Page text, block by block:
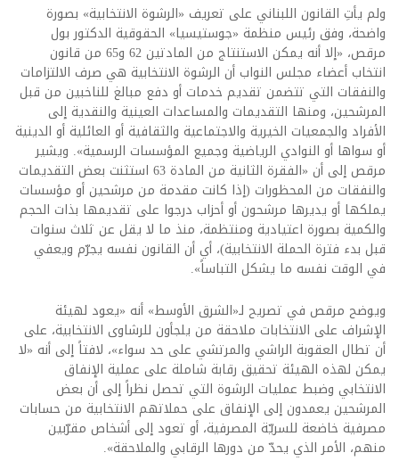
ولم يأتِ القانون اللبناني على تعريف «الرشوة الانتخابية» بصورة
واضحة، وفق رئيس منظمة «جوستيسيا» الحقوقية الدكتور بول
مرقص، «إلا أنه يمكن الاستنتاج من المادتين 62 و65 من قانون
انتخاب أعضاء مجلس النواب أن الرشوة الانتخابية هي صرف الالتزامات
والنفقات التي تتضمن تقديم خدمات أو دفع مبالغ للناخبين من قبل
المرشحين، ومنها التقديمات والمساعدات العينية والنقدية إلى
الأفراد والجمعيات الخيرية والاجتماعية والثقافية أو العائلية أو الدينية
أو سواها أو النوادي الرياضية وجميع المؤسسات الرسمية». ويشير
مرقص إلى أن «الفقرة الثانية من المادة 63 استثنت بعض التقديمات
والنفقات من المحظورات (إذا كانت مقدمة من مرشحين أو مؤسسات
يملكها أو يديرها مرشحون أو أحزاب درجوا على تقديمها بذات الحجم
والكمية بصورة اعتيادية ومنتظمة، منذ ما لا يقل عن ثلاث سنوات
قبل بدء فترة الحملة الانتخابية)، أي أن القانون نفسه يجرّم ويعفي
في الوقت نفسه ما يشكل التباساً».
ويوضح مرقص في تصريح لـ«الشرق الأوسط» أنه «يعود لهيئة
الإشراف على الانتخابات ملاحقة من يلجأون للرشاوى الانتخابية، على
أن تطال العقوبة الراشي والمرتشي على حد سواء»، لافتاً إلى أنه «لا
يمكن لهذه الهيئة تحقيق رقابة شاملة على عملية الإنفاق
الانتخابي وضبط عمليات الرشوة التي تحصل نظراً إلى أن بعض
المرشحين يعمدون إلى الإنفاق على حملاتهم الانتخابية من حسابات
مصرفية خاضعة للسريّة المصرفية، أو تعود إلى أشخاص مقرّبين
منهم، الأمر الذي يحدّ من دورها الرقابي والملاحقة».